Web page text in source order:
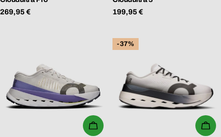
Regulärer
269,95 €
Regulärer
199,95 €
WÄHLEN SIE OPTIONEN
-37%